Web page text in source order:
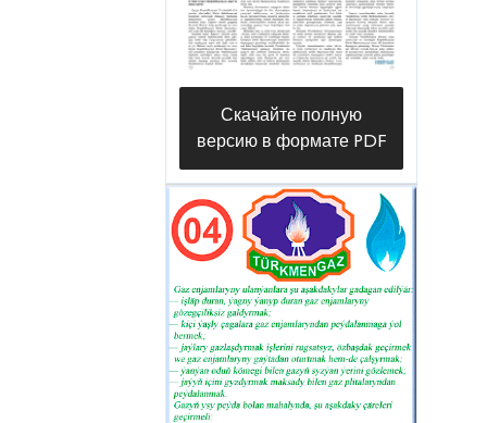
Проводимые нами на основе
фиксированных планов двух- и
трехмерные сейсморазведочные
работы включают профильные и
гравиметрические, а также
другие методы исследования,
оценку нефтегазоносности
пластов, углубленные
исследования, направленные на
получение прироста запасов
углеводородов, — говорит
главный геофизик Балканской
геофизической экспедиции
Скачайте полную
версию в формате PDF